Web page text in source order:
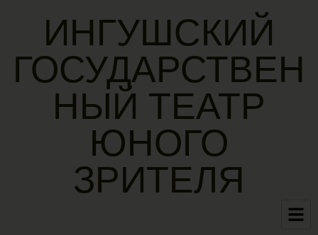
ИНГУШСКИЙ
ГОСУДАРСТВЕН
НЫЙ ТЕАТР
ЮНОГО
ЗРИТЕЛЯ